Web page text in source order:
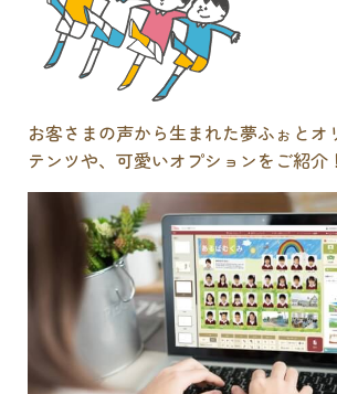
お客さまの声から生まれた夢ふぉとオ
テンツや、可愛いオプションをご紹介！